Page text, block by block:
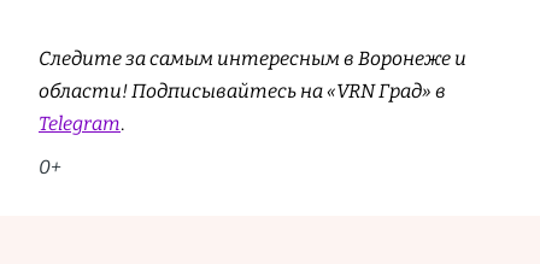
Следите за самым интересным в Воронеже и
области! Подписывайтесь на «VRN Град» в
Telegram.
0+